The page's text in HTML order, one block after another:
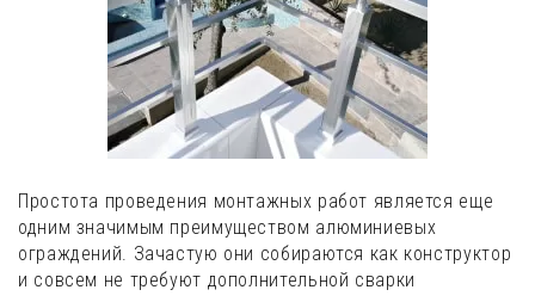
Простота проведения монтажных работ является еще
одним значимым преимуществом алюминиевых
ограждений. Зачастую они собираются как конструктор
и совсем не требуют дополнительной сварки